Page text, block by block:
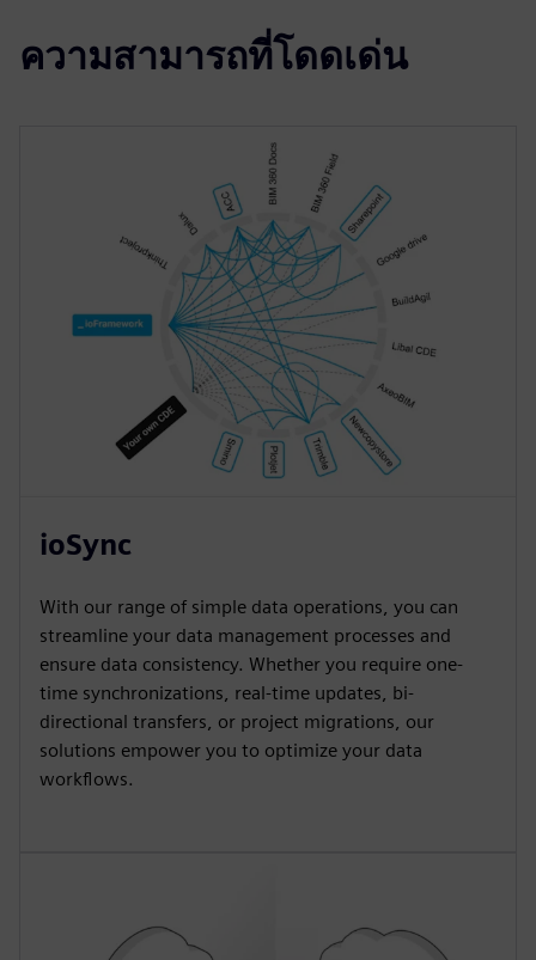
ความสามารถที่โดดเด่น
ioSync
With our range of simple data operations, you can
streamline your data management processes and
ensure data consistency. Whether you require one-
time synchronizations, real-time updates, bi-
directional transfers, or project migrations, our
solutions empower you to optimize your data
workflows.